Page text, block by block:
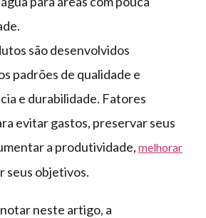
são desenvolvidos
padrões de qualidade e
e durabilidade. Fatores
evitar gastos, preservar seus
a produtividade, melhorar
seus objetivos.
neste artigo, a